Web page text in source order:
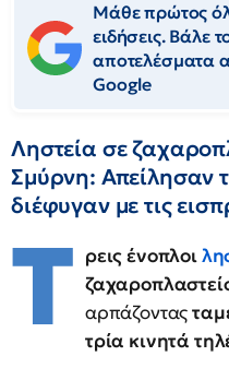
Μάθε πρώτος
ειδήσεις. Βάλε
αποτελέσματα
Google
Ληστεία σε
Σμύρνη: Απείλησαν
διέφυγαν με τις
Τ ρεις ένοπλοι
αρπάζοντας
τρία κινητά